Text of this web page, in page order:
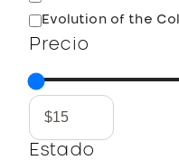
c
a
a
t
g
o
í
Evolution of the
Precio
Estado